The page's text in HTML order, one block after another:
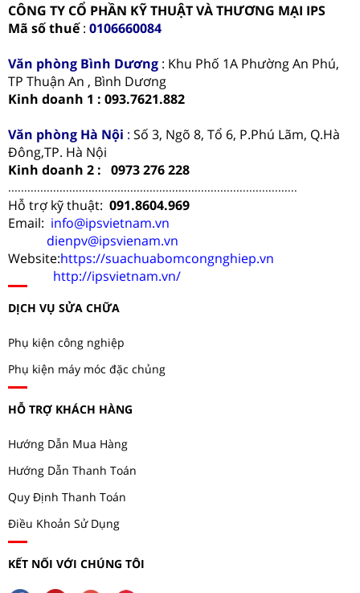
CÔNG TY CỔ PHẦN KỸ THUẬT VÀ THƯƠNG MẠI IPS
Mã số thuế: 0106660084
Văn phòng Bình Dương : Khu Phố 1A Phường An Phú,
TP Thuận An , Bình Dương
Kinh doanh 1 : 093.7621.882
Văn phòng Hà Nội : Số 3, Ngõ 8, Tổ 6, P.Phú Lãm, Q.Hà
Đông,TP. Hà Nội
Kinh doanh 2 : 0973 276 228
..........................................................................................
Hỗ trợ kỹ thuật: 091.8604.969
Email: info@ipsvietnam.vn
dienpv@ipsvienam.vn
Website:https://suachuabomcongnghiep.vn
http://ipsvietnam.vn/
DỊCH VỤ SỬA CHỮA
Phụ kiện công nghiệp
Phụ kiện máy móc đặc chủng
HỖ TRỢ KHÁCH HÀNG
Hướng Dẫn Mua Hàng
Hướng Dẫn Thanh Toán
Quy Định Thanh Toán
Điều Khoản Sử Dụng
KẾT NỐI VỚI CHÚNG TÔI